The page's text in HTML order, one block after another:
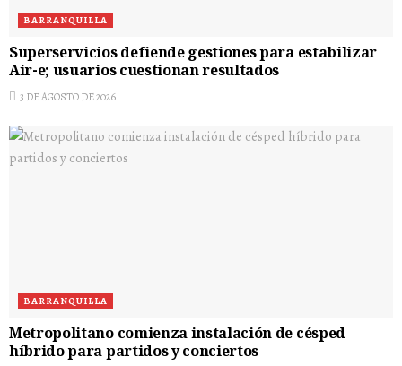
BARRANQUILLA
Superservicios defiende gestiones para estabilizar
Air-e; usuarios cuestionan resultados
3 DE AGOSTO DE 2026
BARRANQUILLA
Metropolitano comienza instalación de césped
híbrido para partidos y conciertos